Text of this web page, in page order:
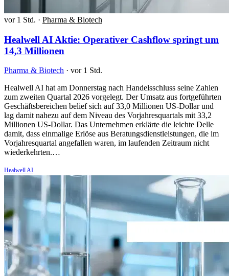
vor 1 Std. · Pharma & Biotech
Healwell AI Aktie: Operativer Cashflow springt um
14,3 Millionen
Pharma & Biotech · vor 1 Std.
Healwell AI hat am Donnerstag nach Handelsschluss seine Zahlen
zum zweiten Quartal 2026 vorgelegt. Der Umsatz aus fortgeführten
Geschäftsbereichen belief sich auf 33,0 Millionen US-Dollar und
lag damit nahezu auf dem Niveau des Vorjahresquartals mit 33,2
Millionen US-Dollar. Das Unternehmen erklärte die leichte Delle
damit, dass einmalige Erlöse aus Beratungsdienstleistungen, die im
Vorjahresquartal angefallen waren, im laufenden Zeitraum nicht
wiederkehrten.…
Healwell AI